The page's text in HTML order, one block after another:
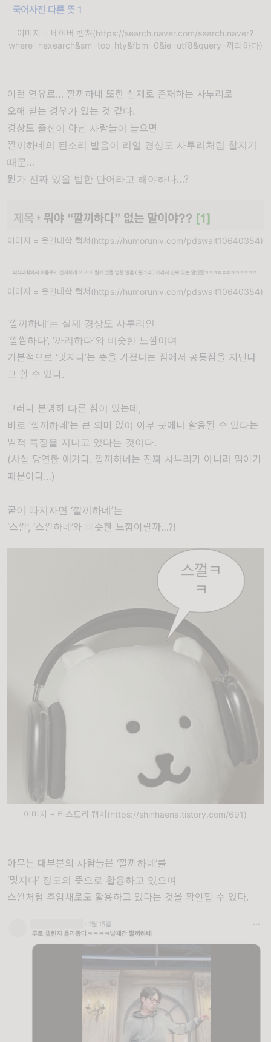
이미지 = 네이버 캡쳐(https://search.naver.com/search.naver?
where=nexearch&sm=top_hty&fbm=0&ie=utf8&query=까리하다)
이런 연유로… 깔끼하네 또한 실제로 존재하는 사투리로
오해 받는 경우가 있는 것 같다.
경상도 출신이 아닌 사람들이 들으면
깔끼하네의 된소리 발음이 리얼 경상도 사투리처럼 찰지기
때문…
뭔가 진짜 있을 법한 단어라고 해야하나…?
이미지 = 웃긴대학 캡쳐(https://humoruniv.com/pdswait10640354)
이미지 = 웃긴대학 캡쳐(https://humoruniv.com/pdswait10640354)
‘깔끼하네’는 실제 경상도 사투리인
‘깔쌈하다’, ‘까리하다’와 비슷한 느낌이며
기본적으로 ‘멋지다’는 뜻을 가졌다는 점에서 공통점을 지닌다
고 할 수 있다.
그러나 분명히 다른 점이 있는데,
바로 ‘깔끼하네’는 큰 의미 없이 아무 곳에나 활용될 수 있다는
밈적 특징을 지니고 있다는 것이다.
(사실 당연한 얘기다. 깔끼하네는 진짜 사투리가 아니라 밈이기
때문이다…)
굳이 따지자면 ‘깔끼하네’는
‘스껄’, ‘스껄하네’와 비슷한 느낌이랄까…?!
이미지 = 티스토리 캡쳐(https://shinhaena.tistory.com/691)
아무튼 대부분의 사람들은 ‘깔끼하네’를
‘멋지다’ 정도의 뜻으로 활용하고 있으며
스껄처럼 추임새로도 활용하고 있다는 것을 확인할 수 있다.